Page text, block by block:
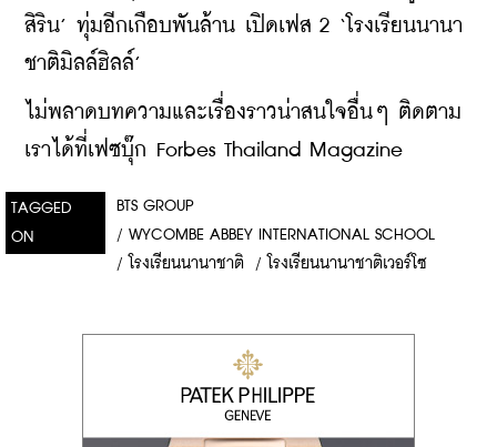
สิริน’ ทุ่มอีกเกือบพันล้าน เปิดเฟส 2 ‘โรงเรียนนานา
ชาติมิลล์ฮิลล์’
ไม่พลาดบทความและเรื่องราวน่าสนใจอื่นๆ ติดตาม
เราได้ที่เฟซบุ๊ก Forbes Thailand Magazine
TAGGED
ON
BTS GROUP
/ WYCOMBE ABBEY INTERNATIONAL SCHOOL
/ โรงเรียนนานาชาติ / โรงเรียนนานาชาติเวอร์โซ